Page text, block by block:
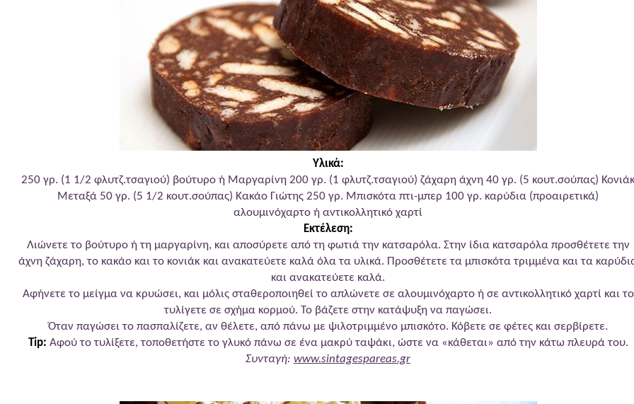
Υλικά:
250 γρ. (1 1/2 φλυτζ.τσαγιού) βούτυρο ή Μαργαρίνη 200 γρ. (1 φλυτζ.τσαγιού) ζάχαρη άχνη 40 γρ. (5 κουτ.σούπας)
Μεταξά 50 γρ. (5 1/2 κουτ.σούπας) Κακάο Γιώτης 250 γρ. Μπισκότα πτι-μπερ 100 γρ. καρύδια (προαιρετικά)
αλουμινόχαρτο ή αντικολλητικό χαρτί
Εκτέλεση:
Λιώνετε το βούτυρο ή τη μαργαρίνη, και αποσύρετε από τη φωτιά την κατσαρόλα. Στην ίδια κατσαρόλα προσθέτετε την
άχνη ζάχαρη, το κακάο και το κονιάκ και ανακατεύετε καλά όλα τα υλικά. Προσθέτετε τα μπισκότα τριμμένα και τα
και ανακατεύετε καλά.
Αφήνετε το μείγμα να κρυώσει, και μόλις σταθεροποιηθεί το απλώνετε σε αλουμινόχαρτο ή σε αντικολλητικό χαρτί και το
τυλίγετε σε σχήμα κορμού. Το βάζετε στην κατάψυξη να παγώσει.
Όταν παγώσει το πασπαλίζετε, αν θέλετε, από πάνω με ψιλοτριμμένο μπισκότο. Κόβετε σε φέτες και σερβίρετε.
Tip: Αφού το τυλίξετε, τοποθετήστε το γλυκό πάνω σε ένα μακρύ ταψάκι, ώστε να «κάθεται» από την κάτω πλευρά του.
Συνταγή: www.sintagespareas.gr